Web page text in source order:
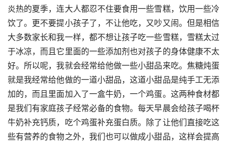
炎热的夏季，连大人都忍不住要食用一些雪糕，饮用一些冷
饮了。更不要提小孩子了，不让他吃，又吵又闹。但是相信
大多数家长和我一样，都不想让孩子吃一些雪糕，雪糕太过
于冰凉，而且它里面的一些添加剂也对孩子的身体健康不太
好。所以呢，我就会经常给他做一些小甜品来吃。焦糖炖蛋
就是我经常给他做的一道小甜品，这道小甜品是纯手工无添
加的，而且里面加入了一盒牛奶，一个鸡蛋。这两种食材都
是我们有家庭孩子经常必备的食物。每天早晨会给孩子喝杯
牛奶补充钙质，吃个鸡蛋补充蛋白质。除了让他们直接吃这
些有营养的食物之外，我们也可以做成小甜品，这样会提高